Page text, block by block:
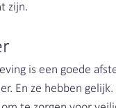
zijn.
is een goede
En ze hebben